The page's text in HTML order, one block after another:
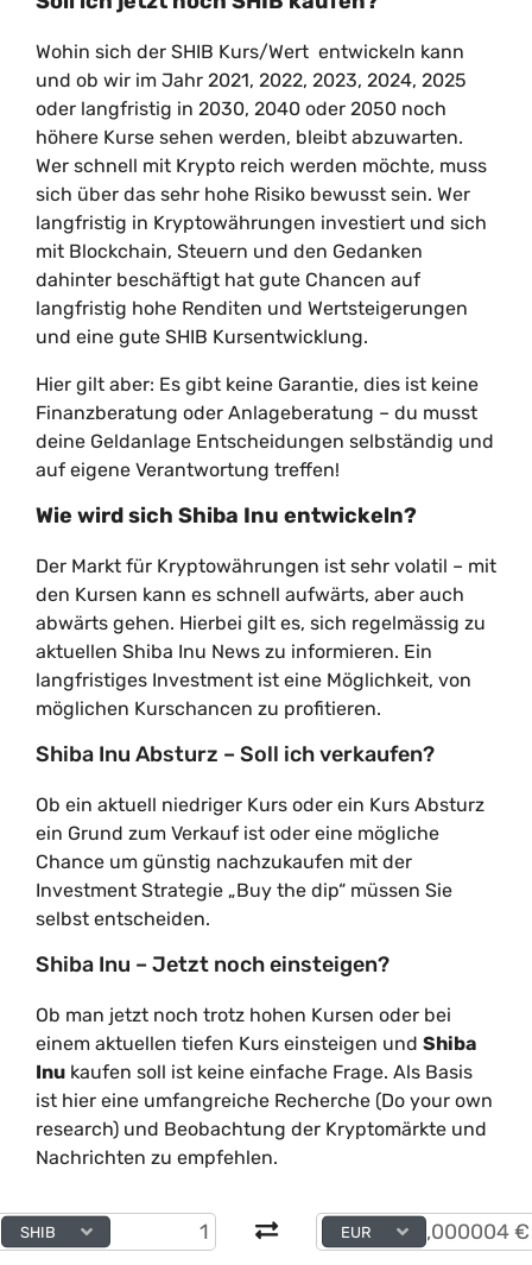
Wohin sich der SHIB Kurs/Wert entwickeln kann
und ob wir im Jahr 2021, 2022, 2023, 2024, 2025
oder langfristig in 2030, 2040 oder 2050 noch
höhere Kurse sehen werden, bleibt abzuwarten.
Wer schnell mit Krypto reich werden möchte, muss
sich über das sehr hohe Risiko bewusst sein. Wer
langfristig in Kryptowährungen investiert und sich
mit Blockchain, Steuern und den Gedanken
dahinter beschäftigt hat gute Chancen auf
langfristig hohe Renditen und Wertsteigerungen
und eine gute SHIB Kursentwicklung.
Hier gilt aber: Es gibt keine Garantie, dies ist keine
Finanzberatung oder Anlageberatung – du musst
deine Geldanlage Entscheidungen selbständig und
auf eigene Verantwortung treffen!
Wie wird sich Shiba Inu entwickeln?
Der Markt für Kryptowährungen ist sehr volatil – mit
den Kursen kann es schnell aufwärts, aber auch
abwärts gehen. Hierbei gilt es, sich regelmässig zu
aktuellen Shiba Inu News zu informieren. Ein
langfristiges Investment ist eine Möglichkeit, von
möglichen Kurschancen zu profitieren.
Shiba Inu Absturz – Soll ich verkaufen?
Ob ein aktuell niedriger Kurs oder ein Kurs Absturz
ein Grund zum Verkauf ist oder eine mögliche
Chance um günstig nachzukaufen mit der
Investment Strategie „Buy the dip“ müssen Sie
selbst entscheiden.
Shiba Inu – Jetzt noch einsteigen?
Ob man jetzt noch trotz hohen Kursen oder bei
einem aktuellen tiefen Kurs einsteigen und Shiba
Inu kaufen soll ist keine einfache Frage. Als Basis
ist hier eine umfangreiche Recherche (Do your own
research) und Beobachtung der Kryptomärkte und
Nachrichten zu empfehlen.
SHIB EUR